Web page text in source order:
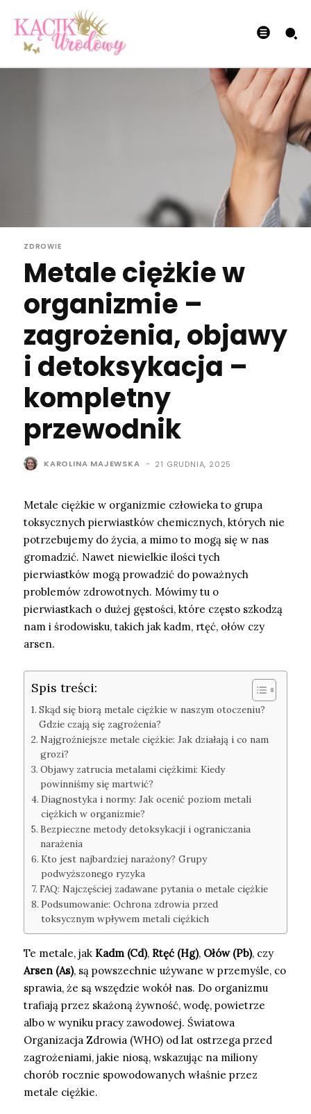
ZDROWIE
Metale ciężkie w
organizmie –
zagrożenia, objawy
i detoksykacja –
kompletny
przewodnik
KAROLINA MAJEWSKA - 21 GRUDNIA, 2025
Metale ciężkie w organizmie człowieka to grupa
toksycznych pierwiastków chemicznych, których nie
potrzebujemy do życia, a mimo to mogą się w nas
gromadzić. Nawet niewielkie ilości tych
pierwiastków mogą prowadzić do poważnych
problemów zdrowotnych. Mówimy tu o
pierwiastkach o dużej gęstości, które często szkodzą
nam i środowisku, takich jak kadm, rtęć, ołów czy
arsen.
Spis treści:
Skąd się biorą metale ciężkie w naszym otoczeniu?
Gdzie czają się zagrożenia?
Najgroźniejsze metale ciężkie: Jak działają i co nam
grozi?
Objawy zatrucia metalami ciężkimi: Kiedy
powinniśmy się martwić?
Diagnostyka i normy: Jak ocenić poziom metali
ciężkich w organizmie?
Bezpieczne metody detoksykacji i ograniczania
narażenia
Kto jest najbardziej narażony? Grupy
podwyższonego ryzyka
FAQ: Najczęściej zadawane pytania o metale ciężkie
Podsumowanie: Ochrona zdrowia przed
toksycznym wpływem metali ciężkich
Te metale, jak Kadm (Cd), Rtęć (Hg), Ołów (Pb), czy
Arsen (As), są powszechnie używane w przemyśle, co
sprawia, że są wszędzie wokół nas. Do organizmu
trafiają przez skażoną żywność, wodę, powietrze
albo w wyniku pracy zawodowej. Światowa
Organizacja Zdrowia (WHO) od lat ostrzega przed
zagrożeniami, jakie niosą, wskazując na miliony
chorób rocznie spowodowanych właśnie przez
metale ciężkie.